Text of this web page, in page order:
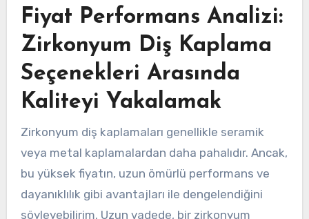
Fiyat Performans Analizi:
Zirkonyum Diş Kaplama
Seçenekleri Arasında
Kaliteyi Yakalamak
Zirkonyum diş kaplamaları genellikle seramik
veya metal kaplamalardan daha pahalıdır. Ancak,
bu yüksek fiyatın, uzun ömürlü performans ve
dayanıklılık gibi avantajları ile dengelendiğini
söyleyebilirim. Uzun vadede, bir zirkonyum